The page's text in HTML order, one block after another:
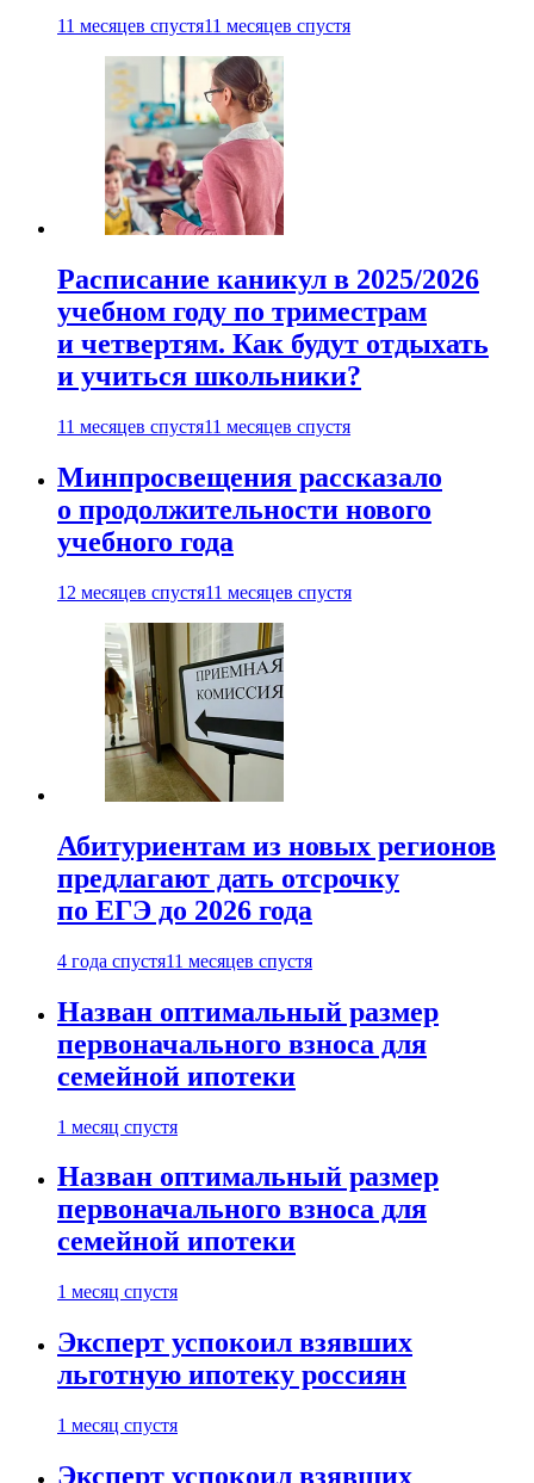
11 месяцев спустя11 месяцев спустя
Расписание каникул в 2025/2026
учебном году по триместрам
и четвертям. Как будут отдыхать
и учиться школьники?
11 месяцев спустя11 месяцев спустя
Минпросвещения рассказало
о продолжительности нового
учебного года
12 месяцев спустя11 месяцев спустя
Абитуриентам из новых регионов
предлагают дать отсрочку
по ЕГЭ до 2026 года
4 года спустя11 месяцев спустя
Назван оптимальный размер
первоначального взноса для
семейной ипотеки
1 месяц спустя
Назван оптимальный размер
первоначального взноса для
семейной ипотеки
1 месяц спустя
Эксперт успокоил взявших
льготную ипотеку россиян
1 месяц спустя
Эксперт успокоил взявших